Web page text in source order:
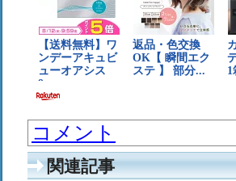
コメント
関連記事